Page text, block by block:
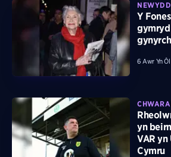
Y
6 Awr Yn Ôl
yn
VAR yn
Cymru